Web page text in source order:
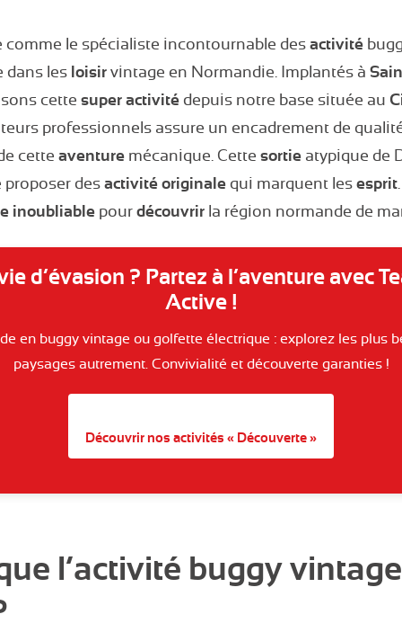
comme le spécialiste incontournable des activité
dans les loisir vintage en Normandie. Implantés à
cette super activité depuis notre base située au
professionnels assure un encadrement de
cette aventure mécanique. Cette sortie atypique de
des activité originale qui marquent les esprit
inoubliable pour découvrir la région normande de
d’évasion ? Partez à l’aventure avec
Active !
en buggy vintage ou golfette électrique : explorez les plus
paysages autrement. Convivialité et découverte garanties !
Découvrir nos activités « Découverte »
l’activité buggy